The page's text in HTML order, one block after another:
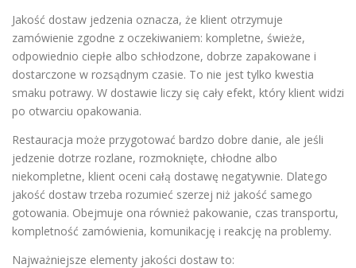
Jakość dostaw jedzenia oznacza, że klient otrzymuje
zamówienie zgodne z oczekiwaniem: kompletne, świeże,
odpowiednio ciepłe albo schłodzone, dobrze zapakowane i
dostarczone w rozsądnym czasie. To nie jest tylko kwestia
smaku potrawy. W dostawie liczy się cały efekt, który klient widzi
po otwarciu opakowania.
Restauracja może przygotować bardzo dobre danie, ale jeśli
jedzenie dotrze rozlane, rozmoknięte, chłodne albo
niekompletne, klient oceni całą dostawę negatywnie. Dlatego
jakość dostaw trzeba rozumieć szerzej niż jakość samego
gotowania. Obejmuje ona również pakowanie, czas transportu,
kompletność zamówienia, komunikację i reakcję na problemy.
Najważniejsze elementy jakości dostaw to: